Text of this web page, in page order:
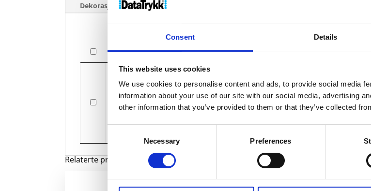
Consent Details
This website uses cookies
We use cookies to personalise content and ads, to provide social media
information about your use of our site with our social media, advertising
other information that you’ve provided to them or that they’ve collected
Selection
Necessary Preferences
Dekorasjonpriser
Bilde Navn På lager
Bilde
Flower merkepenn - Hvit På lager
Relaterte produkter